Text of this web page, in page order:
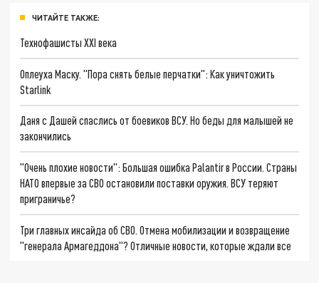
ЧИТАЙТЕ ТАКЖЕ:
Технофашисты XXI века
Оплеуха Маску. "Пора снять белые перчатки": Как уничтожить
Starlink
Даня с Дашей спаслись от боевиков ВСУ. Но беды для малышей не
закончились
"Очень плохие новости": Большая ошибка Palantir в России. Страны
НАТО впервые за СВО остановили поставки оружия. ВСУ теряют
приграничье?
Три главных инсайда об СВО. Отмена мобилизации и возвращение
"генерала Армагеддона"? Отличные новости, которые ждали все